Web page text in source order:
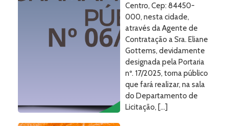
Centro, Cep: 84450-
000, nesta cidade,
através da Agente de
Contratação a Sra. Eliane
Gottems, devidamente
designada pela Portaria
nº. 17/2025, torna público
que fará realizar, na sala
do Departamento de
Licitação, […]